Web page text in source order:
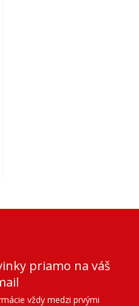
priamo na váš
vždy medzi prvými